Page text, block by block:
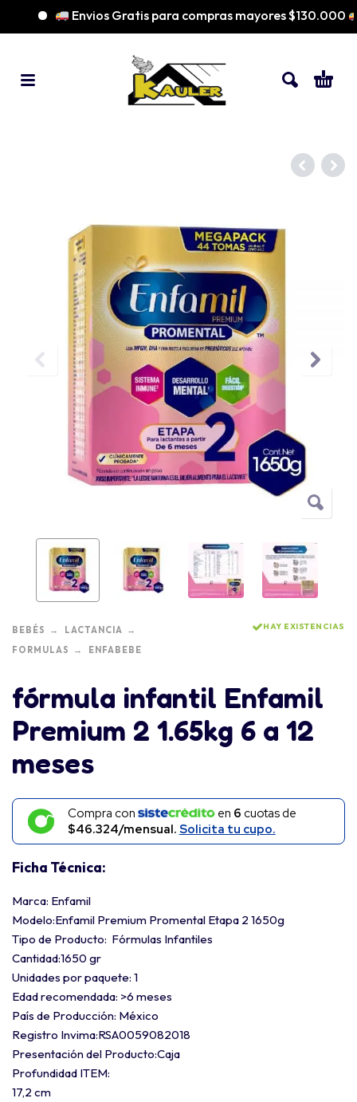
Envios Gratis para compras mayores $130.000
BEBÉS
LACTANCIA
FORMULAS
ENFABEBE
HAY EXISTENCIAS
fórmula infantil Enfamil
Premium 2 1.65kg 6 a 12
meses
Compra con en 6 cuotas de
$46.324/mensual. Solicita tu cupo.
Ficha Técnica:
Marca: Enfamil
Modelo:Enfamil Premium Promental Etapa 2 1650g
Tipo de Producto: Fórmulas Infantiles
Cantidad:1650 gr
Unidades por paquete: 1
Edad recomendada: >6 meses
País de Producción: México
Registro Invima:RSA0059082018
Presentación del Producto:Caja
Profundidad ITEM:
17,2 cm